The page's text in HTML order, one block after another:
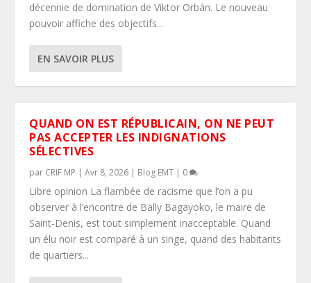
décennie de domination de Viktor Orbán. Le nouveau
pouvoir affiche des objectifs...
EN SAVOIR PLUS
QUAND ON EST RÉPUBLICAIN, ON NE PEUT
PAS ACCEPTER LES INDIGNATIONS
SÉLECTIVES
par CRIF MP |Avr 8, 2026 | Blog EMT | 0
Libre opinion La flambée de racisme que l’on a pu
observer à l’encontre de Bally Bagayoko, le maire de
Saint-Denis, est tout simplement inacceptable. Quand
un élu noir est comparé à un singe, quand des habitants
de quartiers...